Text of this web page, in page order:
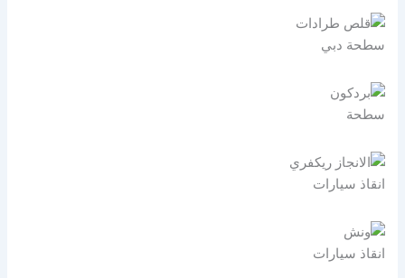
سطحة دبي
سطحة
انقاذ سيارات
انقاذ سيارات